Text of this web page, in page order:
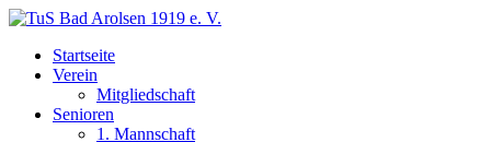
Startseite
Verein
Mitgliedschaft
Senioren
1. Mannschaft